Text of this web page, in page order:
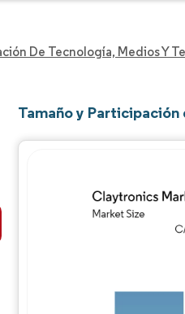
De Tecnología, Medios Y
Tamaño y